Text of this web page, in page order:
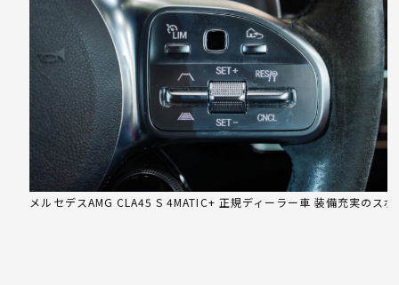
メルセデスAMG CLA45 S 4MATIC+ 正規ディーラー車 装備充実のス